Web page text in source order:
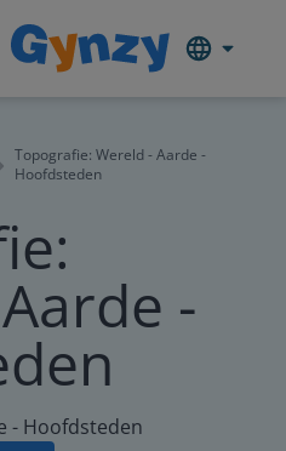
Topografie: Wereld - Aarde -
Hoofdsteden
-
- Hoofdsteden